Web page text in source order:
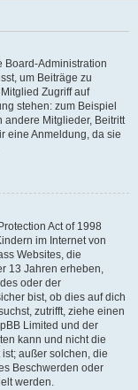
Board-Administration
um Beiträge zu
Zugriff auf
stehen: zum Beispiel
andere Mitglieder, Beitritt
eine Anmeldung, da sie
Act of 1998
im Internet von
Websites, die
13 Jahren erheben,
oder der
bist, ob dies auf dich
zutrifft, ziehe einen
Limited und der
kann und nicht die
außer solchen, die
Beschwerden oder
werden.